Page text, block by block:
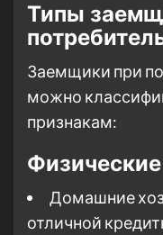
Типы
Заемщики при
можно
признакам:
Домашние
отличной